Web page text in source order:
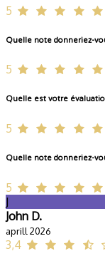
5
Quelle note donneriez-
5
Quelle est votre
5
Quelle note donneriez-
5
J
John D.
aprill 2026
3,4